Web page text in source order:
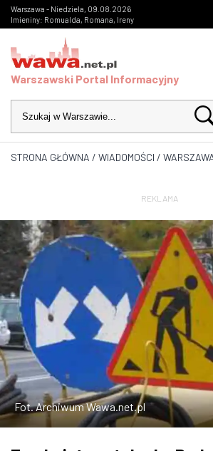
Warszawa - Niedziela, 09.08.2026
Imieniny: Romualda, Romana, Ireny
Warszawski Portal Informacyjny
WIADOMOŚCI
IMPREZY
KULTURA
ZDJĘCIA
W WARSZAWIE
MARKETPLACE
STRONA GŁÓWNA / WIADOMOŚCI /
REKLAMA
Fot. Archiwum Wawa.net.pl